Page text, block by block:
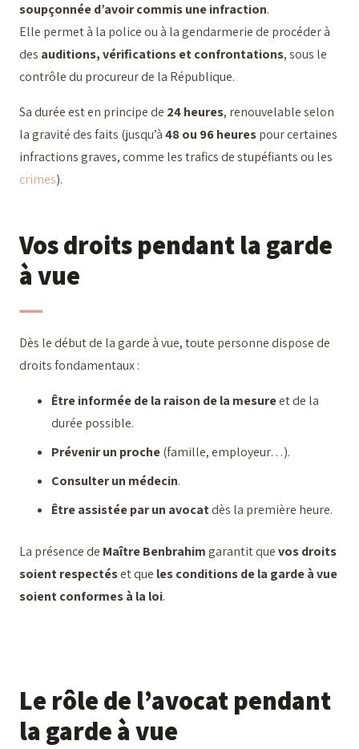
soupçonnée d’avoir commis une infraction.
Elle permet à la police ou à la gendarmerie de procéder à
des auditions, vérifications et confrontations, sous le
contrôle du procureur de la République.
Sa durée est en principe de 24 heures, renouvelable selon
la gravité des faits (jusqu’à48 ou 96 heurespour certaines
infractions graves, comme les trafics de stupéfiants ou les
crimes).
Vos droits pendant la garde
à vue
Dès le début de la garde à vue, toute personne dispose de
droits fondamentaux :
Être informée de la raison de la mesureet de la
durée possible.
Prévenir un proche(famille, employeur…).
Consulter un médecin.
Être assistée par un avocatdès la première heure.
La présence de Maître Benbrahimgarantit quevos droits
soient respectéset que les conditions de la garde à vue
soient conformes à la loi.
Le rôle de l’avocat pendant
la garde à vue